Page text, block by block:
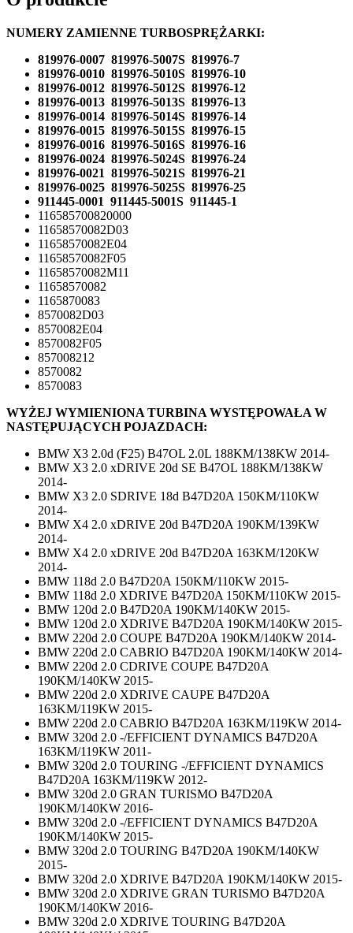
NUMERY ZAMIENNE TURBOSPRĘŻARKI:
819976-0007 819976-5007S 819976-7
819976-0010 819976-5010S 819976-10
819976-0012 819976-5012S 819976-12
819976-0013 819976-5013S 819976-13
819976-0014 819976-5014S 819976-14
819976-0015 819976-5015S 819976-15
819976-0016 819976-5016S 819976-16
819976-0024 819976-5024S 819976-24
819976-0021 819976-5021S 819976-21
819976-0025 819976-5025S 819976-25
911445-0001 911445-5001S 911445-1
116585700820000
11658570082D03
11658570082E04
11658570082F05
11658570082M11
11658570082
1165870083
8570082D03
8570082E04
8570082F05
857008212
8570082
8570083
WYŻEJ WYMIENIONA TURBINA WYSTĘPOWAŁA W
NASTĘPUJĄCYCH POJAZDACH:
BMW X3 2.0d (F25) B47OL 2.0L 188KM/138KW 2014-
BMW X3 2.0 xDRIVE 20d SE B47OL 188KM/138KW
2014-
BMW X3 2.0 SDRIVE 18d B47D20A 150KM/110KW
2014-
BMW X4 2.0 xDRIVE 20d B47D20A 190KM/139KW
2014-
BMW X4 2.0 xDRIVE 20d B47D20A 163KM/120KW
2014-
BMW 118d 2.0 B47D20A 150KM/110KW 2015-
BMW 118d 2.0 XDRIVE B47D20A 150KM/110KW 2015-
BMW 120d 2.0 B47D20A 190KM/140KW 2015-
BMW 120d 2.0 XDRIVE B47D20A 190KM/140KW 2015-
BMW 220d 2.0 COUPE B47D20A 190KM/140KW 2014-
BMW 220d 2.0 CABRIO B47D20A 190KM/140KW 2014-
BMW 220d 2.0 CDRIVE COUPE B47D20A
190KM/140KW 2015-
BMW 220d 2.0 XDRIVE CAUPE B47D20A
163KM/119KW 2015-
BMW 220d 2.0 CABRIO B47D20A 163KM/119KW 2014-
BMW 320d 2.0 -/EFFICIENT DYNAMICS B47D20A
163KM/119KW 2011-
BMW 320d 2.0 TOURING -/EFFICIENT DYNAMICS
B47D20A 163KM/119KW 2012-
BMW 320d 2.0 GRAN TURISMO B47D20A
190KM/140KW 2016-
BMW 320d 2.0 -/EFFICIENT DYNAMICS B47D20A
190KM/140KW 2015-
BMW 320d 2.0 TOURING B47D20A 190KM/140KW
2015-
BMW 320d 2.0 XDRIVE B47D20A 190KM/140KW 2015-
BMW 320d 2.0 XDRIVE GRAN TURISMO B47D20A
190KM/140KW 2016-
BMW 320d 2.0 XDRIVE TOURING B47D20A